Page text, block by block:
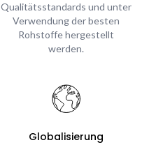
Qualitätsstandards und unter
Verwendung der besten
Rohstoffe hergestellt
werden.
Globalisierung